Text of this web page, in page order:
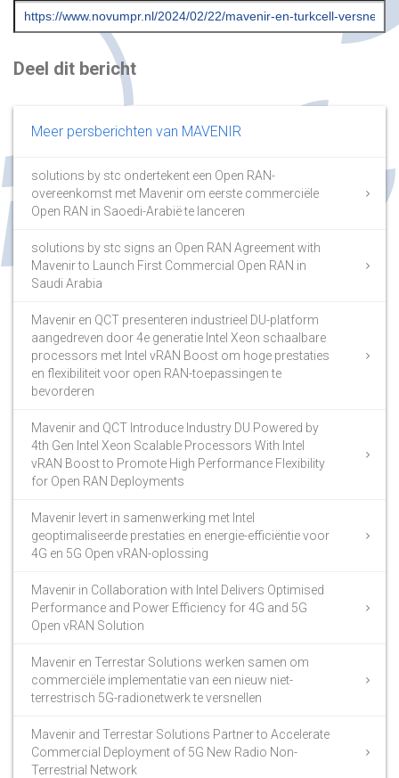
Deel dit bericht
Meer persberichten van MAVENIR
solutions by stc ondertekent een Open RAN-
overeenkomst met Mavenir om eerste commerciële
Open RAN in Saoedi-Arabië te lanceren
solutions by stc signs an Open RAN Agreement with
Mavenir to Launch First Commercial Open RAN in
Saudi Arabia
Mavenir en QCT presenteren industrieel DU-platform
aangedreven door 4e generatie Intel Xeon schaalbare
processors met Intel vRAN Boost om hoge prestaties
en flexibiliteit voor open RAN-toepassingen te
bevorderen
Mavenir and QCT Introduce Industry DU Powered by
4th Gen Intel Xeon Scalable Processors With Intel
vRAN Boost to Promote High Performance Flexibility
for Open RAN Deployments
Mavenir levert in samenwerking met Intel
geoptimaliseerde prestaties en energie-efficiëntie voor
4G en 5G Open vRAN-oplossing
Mavenir in Collaboration with Intel Delivers Optimised
Performance and Power Efficiency for 4G and 5G
Open vRAN Solution
Mavenir en Terrestar Solutions werken samen om
commerciële implementatie van een nieuw niet-
terrestrisch 5G-radionetwerk te versnellen
Mavenir and Terrestar Solutions Partner to Accelerate
Commercial Deployment of 5G New Radio Non-
Terrestrial Network